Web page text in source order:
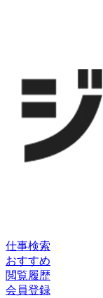
仕事検索
おすすめ
閲覧履歴
会員登録